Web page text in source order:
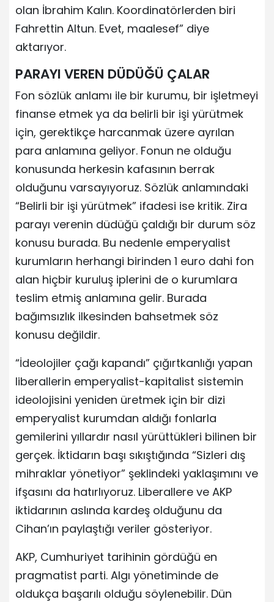
olan İbrahim Kalın. Koordinatörlerden biri
Fahrettin Altun. Evet, maalesef” diye
aktarıyor.
PARAYI VEREN DÜDÜĞÜ ÇALAR
Fon sözlük anlamı ile bir kurumu, bir işletmeyi
finanse etmek ya da belirli bir işi yürütmek
için, gerektikçe harcanmak üzere ayrılan
para anlamına geliyor. Fonun ne olduğu
konusunda herkesin kafasının berrak
olduğunu varsayıyoruz. Sözlük anlamındaki
“Belirli bir işi yürütmek” ifadesi ise kritik. Zira
parayı verenin düdüğü çaldığı bir durum söz
konusu burada. Bu nedenle emperyalist
kurumların herhangi birinden 1 euro dahi fon
alan hiçbir kuruluş iplerini de o kurumlara
teslim etmiş anlamına gelir. Burada
bağımsızlık ilkesinden bahsetmek söz
konusu değildir.
“İdeolojiler çağı kapandı” çığırtkanlığı yapan
liberallerin emperyalist-kapitalist sistemin
ideolojisini yeniden üretmek için bir dizi
emperyalist kurumdan aldığı fonlarla
gemilerini yıllardır nasıl yürüttükleri bilinen bir
gerçek. İktidarın başı sıkıştığında “Sizleri dış
mihraklar yönetiyor” şeklindeki yaklaşımını ve
ifşasını da hatırlıyoruz. Liberallere ve AKP
iktidarının aslında kardeş olduğunu da
Cihan’ın paylaştığı veriler gösteriyor.
AKP, Cumhuriyet tarihinin gördüğü en
pragmatist parti. Algı yönetiminde de
oldukça başarılı olduğu söylenebilir. Dün